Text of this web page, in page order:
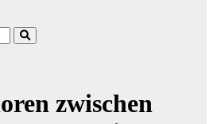
zwischen